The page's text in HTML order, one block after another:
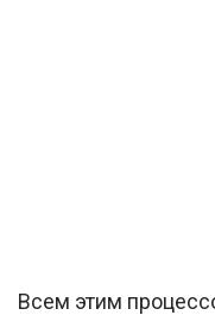
Всем этим